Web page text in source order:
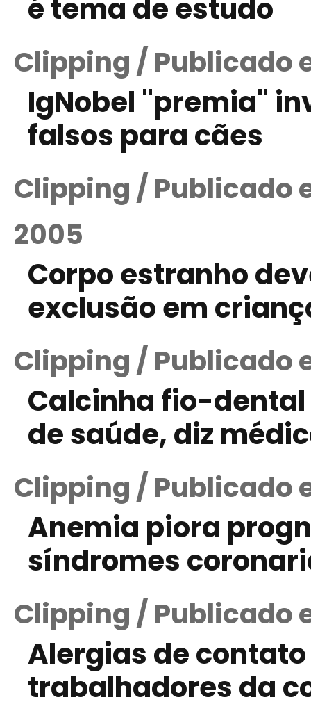
é tema de estudo
Clipping / Publicado
IgNobel "premia"
falsos para cães
Clipping / Publicado
2005
Corpo estranho
exclusão em
Clipping / Publicado
Calcinha fio-
de saúde, diz
Clipping / Publicado
Anemia piora
síndromes
Clipping / Publicado
Alergias de
trabalhadores da